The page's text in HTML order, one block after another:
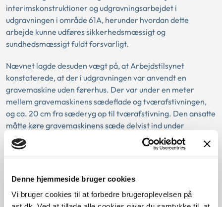
Denne hjemmeside bruger cookies
Vi bruger cookies til at forbedre brugeroplevelsen på
interimskonstruktioner og udgravningsarbejdet i
udgravningen i område 61A, herunder hvordan dette
arbejde kunne udføres sikkerhedsmæssigt og
sundhedsmæssigt fuldt forsvarligt.
Nævnet lagde desuden vægt på, at Arbejdstilsynet
konstaterede, at der i udgravningen var anvendt en
gravemaskine uden førerhus. Der var under en meter
mellem gravemaskinens sædeflade og tværafstivningen,
og ca. 20 cm fra sæderyg op til tværafstivning. Den ansatte
måtte køre gravemaskinens sæde delvist ind under
tværafstivningen, for at få plads til at udføre
gravearbejdet.
læses i sin helhed her